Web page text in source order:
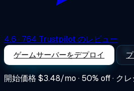
4.6 · 764 Trustpilot のレビュー
ゲームサーバーをデプロイ
開始価格 $3.48/mo · 50% off · ク